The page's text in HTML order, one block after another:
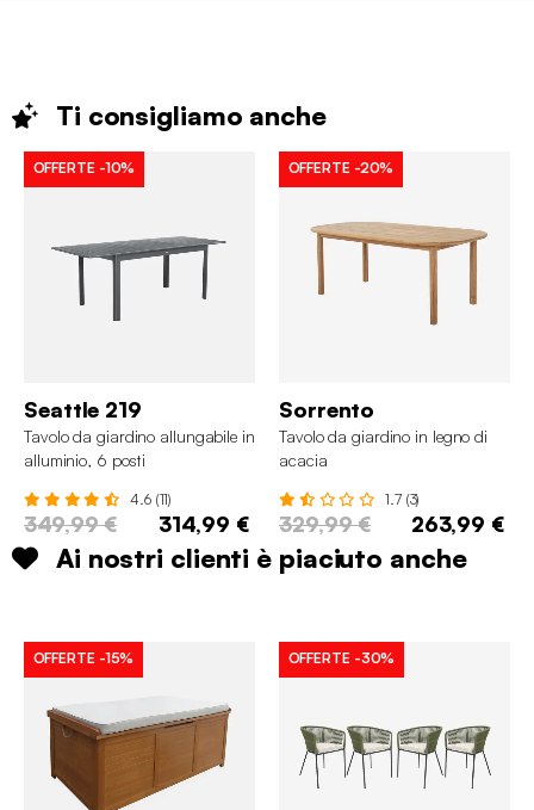
Ti consigliamo anche
OFFERTE -10%
Seattle 219
Tavolo da giardino allungabile in
alluminio, 6 posti
4.6 (11)
349,99 € 314,99 €
OFFERTE -20%
Sorrento
Tavolo da giardino in legno di
acacia
1.7 (3)
329,99 € 263,99 €
Ai nostri clienti è piaciuto anche
OFFERTE -15% OFFERTE -30%